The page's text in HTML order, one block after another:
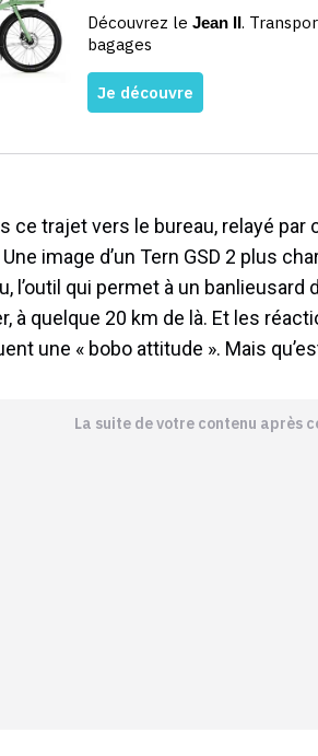
ce trajet vers le bureau, relayé
image d’un Tern GSD 2 plus
l’outil qui permet à un banlieusard
à quelque 20 km de là. Et les
une « bobo attitude ». Mais
La suite de votre contenu après